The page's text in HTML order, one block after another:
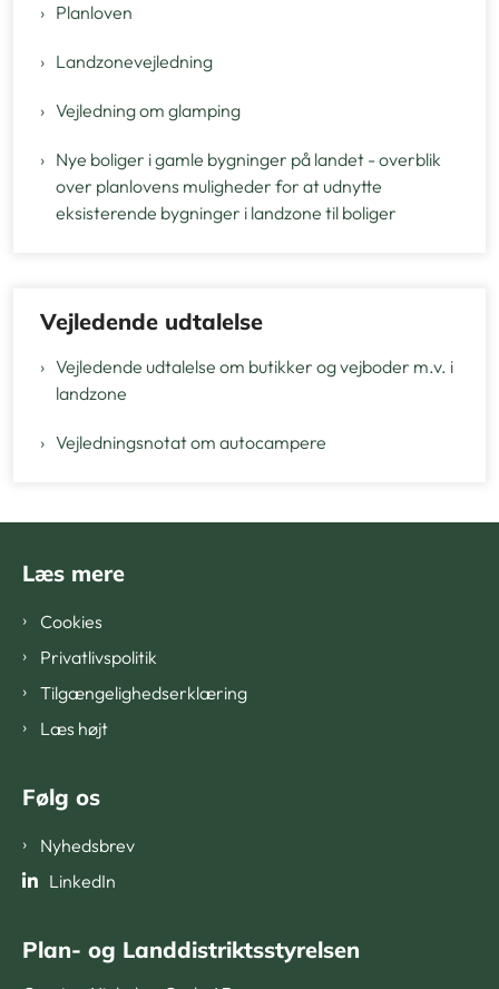
Planloven
Landzonevejledning
Vejledning om glamping
Nye boliger i gamle bygninger på landet - overblik
over planlovens muligheder for at udnytte
eksisterende bygninger i landzone til boliger
Vejledende udtalelse
Vejledende udtalelse om butikker og vejboder m.v. i
landzone
Vejledningsnotat om autocampere
Læs mere
Cookies
Privatlivspolitik
Tilgængelighedserklæring
Læs højt
Følg os
Nyhedsbrev
LinkedIn
Plan- og Landdistriktsstyrelsen